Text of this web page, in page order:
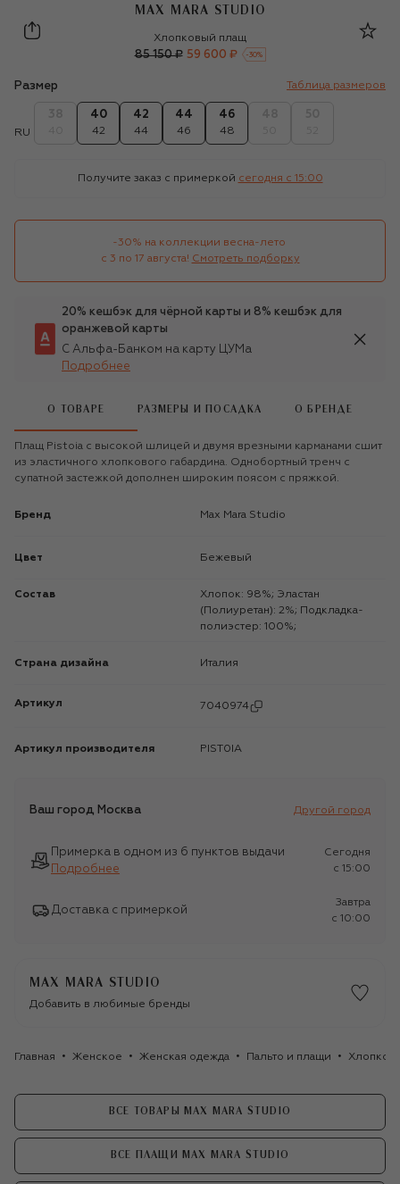
MAX MARA STUDIO
Max Mara Studio
Хлопковый плащ
85 150 ₽ 59 600 ₽ -30%
Размер Таблица размеров
RU
40
42
42
44
44
46
46
48
Получите заказ с примеркой сегодня c 15:00
-30% на коллекции весна-лето
с 3 по 17 августа! Смотреть подборку
20% кешбэк для чёрной карты и 8% кешбэк для
оранжевой карты
С Альфа-Банком на карту ЦУМа
Подробнее
О ТОВАРЕ РАЗМЕРЫ И ПОСАДКА О БРЕНДЕ
Плащ Pistoia с высокой шлицей и двумя врезными карманами сшит
из эластичного хлопкового габардина. Однобортный тренч с
супатной застежкой дополнен широким поясом с пряжкой.
Бренд Max Mara Studio
Цвет Бежевый
Состав
Хлопок: 98%; Эластан
(Полиуретан): 2%; Подкладка-
полиэстер: 100%;
Страна дизайна Италия
Артикул 7040974
Артикул производителя PIST0IA
Ваш город Москва Другой город
Примерка в одном из 6 пунктов выдачи
Подробнее
Сегодня
c 15:00
Доставка с примеркой
Завтра
c 10:00
MAX MARA STUDIO
Добавить в любимые бренды
Главная Женское Женская одежда Пальто и плащи
ВСЕ ТОВАРЫ MAX MARA STUDIO
ВСЕ ПЛАЩИ MAX MARA STUDIO